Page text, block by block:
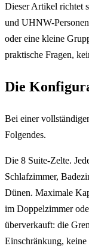
Dieser Artikel richtet
und UHNW-
oder eine kleine
praktische Fragen,
Die
Bei einer
Folgendes.
Die 8 Suite-Zelte.
Schlafzimmer,
Dünen. Maximale
im Doppelzimmer
überverkauft: die
Einschränkung,